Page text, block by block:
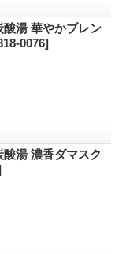
湯 華やかブレン
0076]
湯 濃香ダマスク